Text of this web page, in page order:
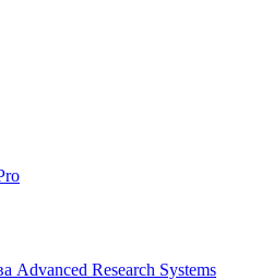
Advanced Research Systems